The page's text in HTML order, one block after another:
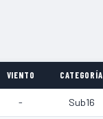
VIENTO CATEGORÍA
- Sub16